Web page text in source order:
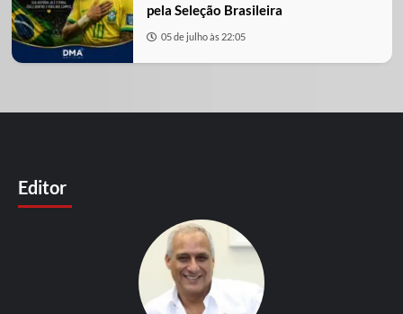
pela Seleção Brasileira
05 de julho às 22:05
Editor